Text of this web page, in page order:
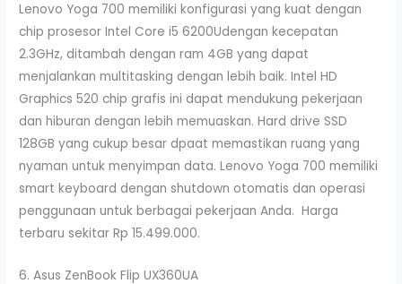
Lenovo Yoga 700 memiliki konfigurasi yang kuat dengan
chip prosesor Intel Core i5 6200Udengan kecepatan
2.3GHz, ditambah dengan ram 4GB yang dapat
menjalankan multitasking dengan lebih baik. Intel HD
Graphics 520 chip grafis ini dapat mendukung pekerjaan
dan hiburan dengan lebih memuaskan. Hard drive SSD
128GB yang cukup besar dpaat memastikan ruang yang
nyaman untuk menyimpan data. Lenovo Yoga 700 memiliki
smart keyboard dengan shutdown otomatis dan operasi
penggunaan untuk berbagai pekerjaan Anda. Harga
terbaru sekitar Rp 15.499.000.
6. Asus ZenBook Flip UX360UA